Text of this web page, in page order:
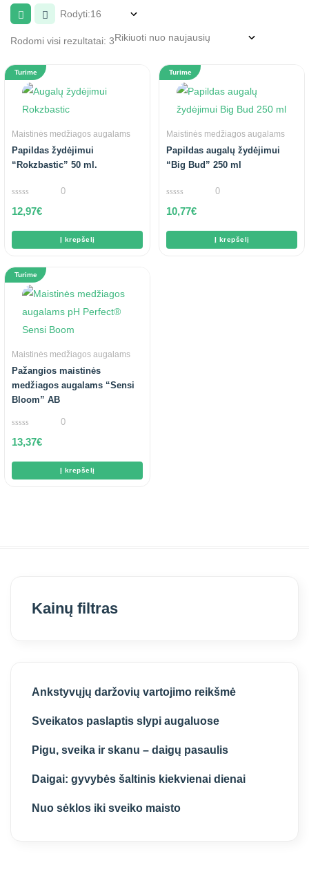
Rodyti:
Rodomi visi rezultatai: 3
Turime
Maistinės medžiagos augalams
Papildas žydėjimui
“Rokzbastic” 50 ml.
out
5
0
12,97€
Į krepšelį
Turime
Maistinės medžiagos augalams
Papildas augalų žydėjimui
“Big Bud” 250 ml
out
5
0
10,77€
Į krepšelį
Turime
Maistinės medžiagos augalams
Pažangios maistinės
medžiagos augalams “Sensi
Bloom” AB
out
5
0
13,37€
Į krepšelį
Kainų filtras
Ankstyvųjų daržovių vartojimo reikšmė
Sveikatos paslaptis slypi augaluose
Pigu, sveika ir skanu – daigų pasaulis
Daigai: gyvybės šaltinis kiekvienai dienai
Nuo sėklos iki sveiko maisto